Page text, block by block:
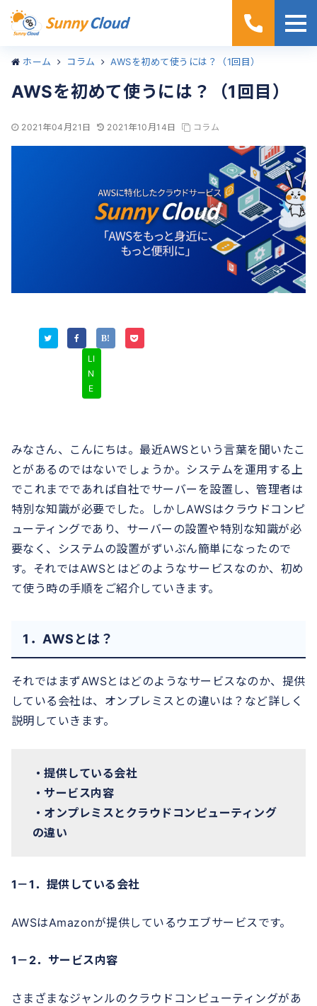
ホーム コラム AWSを初めて使うには？（1回目）
AWSを初めて使うには？（1回目）
2021年04月21日 2021年10月14日 コラム
LI
N
E
みなさん、こんにちは。最近AWSという言葉を聞いたこ
とがあるのではないでしょうか。システムを運用する上
でこれまでであれば自社でサーバーを設置し、管理者は
特別な知識が必要でした。しかしAWSはクラウドコンピ
ューティングであり、サーバーの設置や特別な知識が必
要なく、システムの設置がずいぶん簡単になったので
す。それではAWSとはどのようなサービスなのか、初め
て使う時の手順をご紹介していきます。
1．AWSとは？
それではまずAWSとはどのようなサービスなのか、提供
している会社は、オンプレミスとの違いは？など詳しく
説明していきます。
・提供している会社
・サービス内容
・オンプレミスとクラウドコンピューティング
の違い
1－1．提供している会社
AWSはAmazonが提供しているウエブサービスです。
1－2．サービス内容
さまざまなジャンルのクラウドコンピューティングがあ